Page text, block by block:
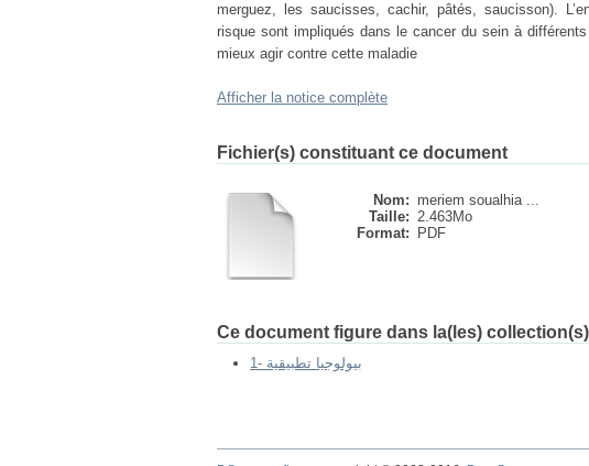
merguez, les saucisses, cachir, pâtés, saucisson).
risque sont impliqués dans le cancer du sein à
mieux agir contre cette maladie
Afficher la notice complète
Fichier(s) constituant ce document
Nom: meriem soualhia ...
Taille: 2.463Mo
Format:
PDF
Ce document figure dans la(les)
1- بيولوجيا تطبيقية